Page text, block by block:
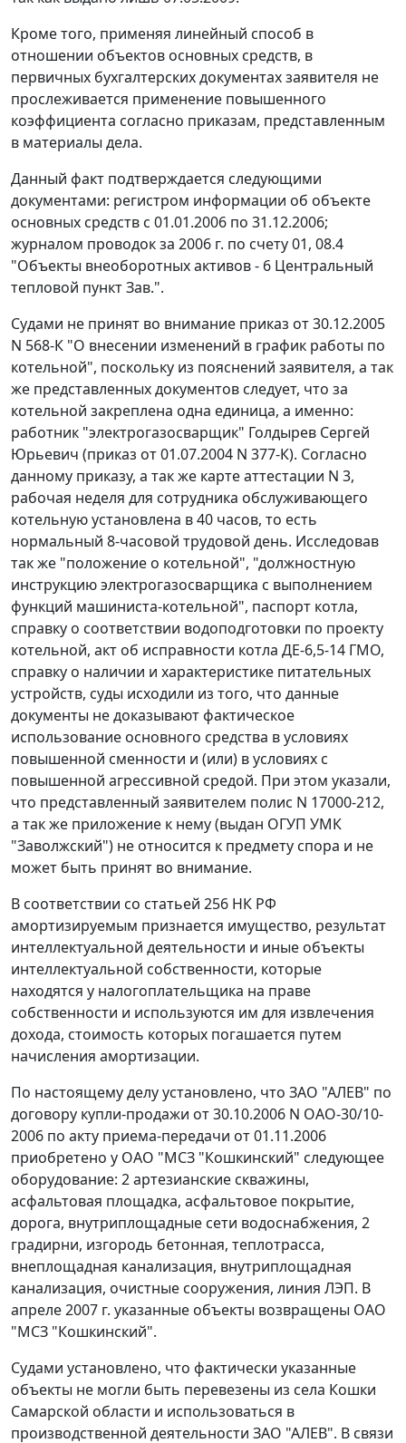
Кроме того, применяя линейный способ в
отношении объектов основных средств, в
первичных бухгалтерских документах заявителя не
прослеживается применение повышенного
коэффициента согласно приказам, представленным
в материалы дела.
Данный факт подтверждается следующими
документами: регистром информации об объекте
основных средств с 01.01.2006 по 31.12.2006;
журналом проводок за 2006 г. по счету 01, 08.4
"Объекты внеоборотных активов - 6 Центральный
тепловой пункт Зав.".
Судами не принят во внимание приказ от 30.12.2005
N 568-К "О внесении изменений в график работы по
котельной", поскольку из пояснений заявителя, а так
же представленных документов следует, что за
котельной закреплена одна единица, а именно:
работник "электрогазосварщик" Голдырев Сергей
Юрьевич (приказ от 01.07.2004 N 377-К). Согласно
данному приказу, а так же карте аттестации N 3,
рабочая неделя для сотрудника обслуживающего
котельную установлена в 40 часов, то есть
нормальный 8-часовой трудовой день. Исследовав
так же "положение о котельной", "должностную
инструкцию электрогазосварщика с выполнением
функций машиниста-котельной", паспорт котла,
справку о соответствии водоподготовки по проекту
котельной, акт об исправности котла ДЕ-6,5-14 ГМО,
справку о наличии и характеристике питательных
устройств, суды исходили из того, что данные
документы не доказывают фактическое
использование основного средства в условиях
повышенной сменности и (или) в условиях с
повышенной агрессивной средой. При этом указали,
что представленный заявителем полис N 17000-212,
а так же приложение к нему (выдан ОГУП УМК
"Заволжский") не относится к предмету спора и не
может быть принят во внимание.
В соответствии со статьей 256 НК РФ
амортизируемым признается имущество, результат
интеллектуальной деятельности и иные объекты
интеллектуальной собственности, которые
находятся у налогоплательщика на праве
собственности и используются им для извлечения
дохода, стоимость которых погашается путем
начисления амортизации.
По настоящему делу установлено, что ЗАО "АЛЕВ" по
договору купли-продажи от 30.10.2006 N ОАО-30/10-
2006 по акту приема-передачи от 01.11.2006
приобретено у ОАО "МСЗ "Кошкинский" следующее
оборудование: 2 артезианские скважины,
асфальтовая площадка, асфальтовое покрытие,
дорога, внутриплощадные сети водоснабжения, 2
градирни, изгородь бетонная, теплотрасса,
внеплощадная канализация, внутриплощадная
канализация, очистные сооружения, линия ЛЭП. В
апреле 2007 г. указанные объекты возвращены ОАО
"МСЗ "Кошкинский".
Судами установлено, что фактически указанные
объекты не могли быть перевезены из села Кошки
Самарской области и использоваться в
производственной деятельности ЗАО "АЛЕВ". В связи